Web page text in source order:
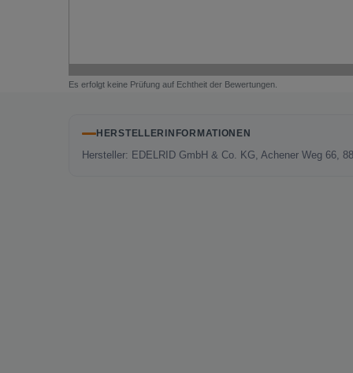
Es erfolgt keine Prüfung auf Echtheit der Bewertungen.
HERSTELLERINFORMATIONEN
Hersteller: EDELRID GmbH & Co. KG, Achener Weg 66,